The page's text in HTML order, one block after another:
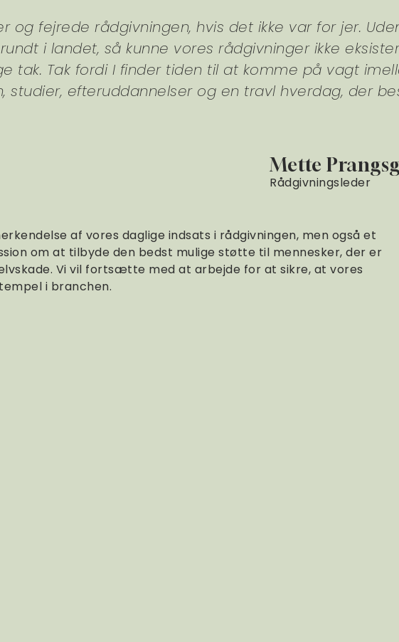
og fejrede rådgivningen, hvis det ikke var for jer.
i landet, så kunne vores rådgivninger ikke
tak. Tak fordi I finder tiden til at komme på vagt
studier, efteruddannelser og en travl hverdag, der
Mette
Rådgivningsleder
af vores daglige indsats i rådgivningen, men også et
om at tilbyde den bedst mulige støtte til mennesker, der er
Vi vil fortsætte med at arbejde for at sikre, at vores
i branchen.